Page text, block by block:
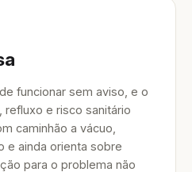
funcionar sem aviso, e o
refluxo e risco sanitário
caminhão a vácuo,
e ainda orienta sobre
para o problema não